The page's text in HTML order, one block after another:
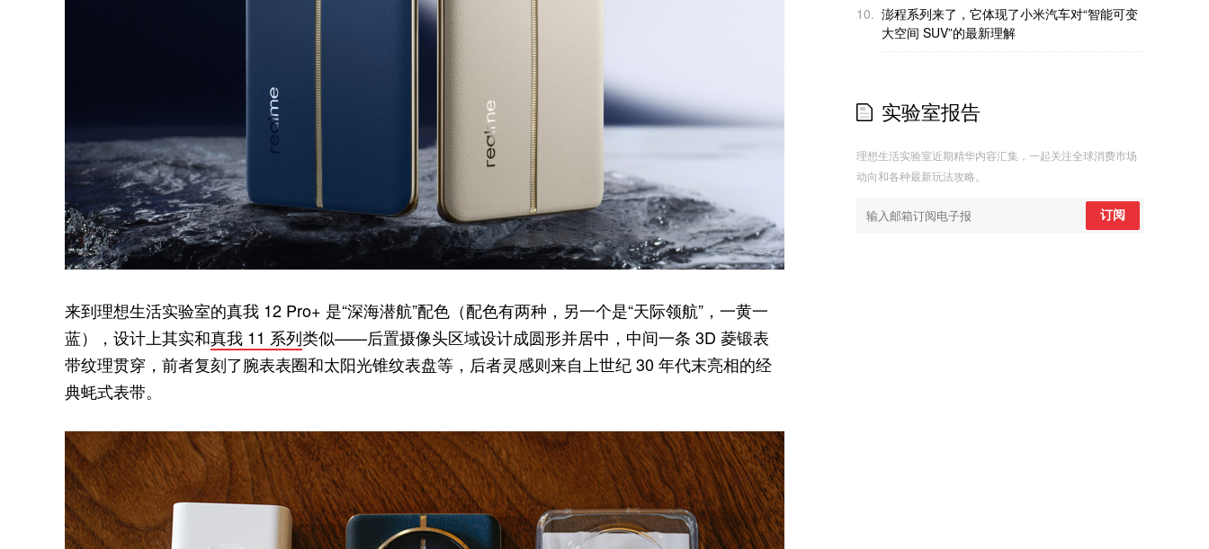
来到理想生活实验室的真我 12 Pro+ 是“深海潜航”配色（配色有两种，另一个是“天际领航”，一黄一
蓝），设计上其实和真我 11 系列类似——后置摄像头区域设计成圆形并居中，中间一条 3D 菱锻表
带纹理贯穿，前者复刻了腕表表圈和太阳光锥纹表盘等，后者灵感则来自上世纪 30 年代末亮相的经
典蚝式表带。
10. 澎程系列来了，它体现了小米汽车对“智能可变
大空间 SUV”的最新理解
实验室报告
理想生活实验室近期精华内容汇集，一起关注全球消费市场
动向和各种最新玩法攻略。